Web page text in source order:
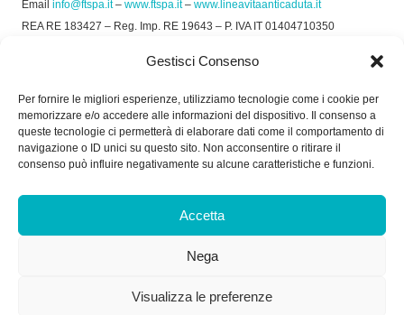
Gestisci Consenso
Per fornire le migliori esperienze, utilizziamo tecnologie come i cookie per
memorizzare e/o accedere alle informazioni del dispositivo. Il consenso a
queste tecnologie ci permetterà di elaborare dati come il comportamento di
navigazione o ID unici su questo sito. Non acconsentire o ritirare il
consenso può influire negativamente su alcune caratteristiche e funzioni.
Accetta
Nega
Visualizza le preferenze
Email info@ftspa.it– www.ftspa.it– www.lineavitaanticaduta.it
REA RE 183427 – Reg. Imp. RE 19643 – P. IVA IT 01404710350
Privacy Policy–Cookie Policy
SOCIAL
Dal Lunedì al Venerdì: 8.00/12.30 - 13.30/17.30
Dal Lunedì al Venerdì: 7.30/11.30 - 13.30/17.00